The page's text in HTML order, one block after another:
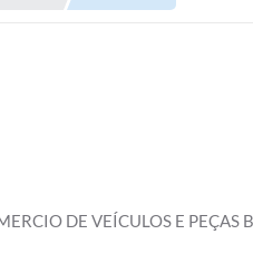
DE VEÍCULOS E PEÇAS